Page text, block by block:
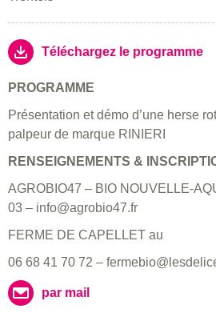
Téléchargez le programme
PROGRAMME
Présentation et démo d’une herse
palpeur de marque RINIERI
RENSEIGNEMENTS &
AGROBIO47 – BIO NOUVELLE-
03 – info@agrobio47.fr
FERME DE CAPELLET au
06 68 41 70 72 –
par mail